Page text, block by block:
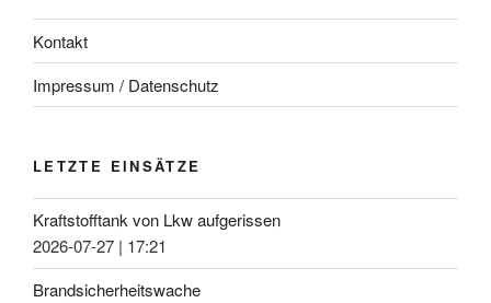
Kontakt
Impressum / Datenschutz
LETZTE EINSÄTZE
Kraftstofftank von Lkw aufgerissen
2026-07-27 | 17:21
Brandsicherheitswache